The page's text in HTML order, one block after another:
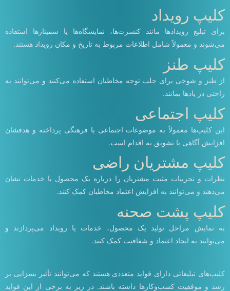
کلیپ رویداد
برای تبلیغ رویدادها مانند کنسرت‌ها، نمایشگاه‌ها یا سمینارها استفاده
می‌شوند و معمولاً شامل اطلاعات مربوط به تاریخ و مکان رویداد هستند.
کلیپ طنز
از طنز و شوخی برای جلب توجه مخاطبان استفاده می‌کنند و می‌توانند به
راحتی در یادها بمانند.
کلیپ اجتماعی
این کلیپ‌ها معمولاً به موضوعات اجتماعی یا فرهنگی پرداخته و هدفشان
افزایش آگاهی یا تشویق به اقدام است.
کلیپ مشتریان راضی
نظرات و تجربیات مثبت مشتریان را درباره یک محصول یا خدمات نشان
می‌دهند و می‌توانند به افزایش اعتماد مخاطبان کمک کنند.
کلیپ پشت صحنه
به نمایش مراحل تولید یک محصول، خدمات یا رویداد می‌پردازند و
می‌توانند به ایجاد اعتماد و شفافیت کمک کنند.
کلیپ‌های تبلیغاتی دارای فواید متعددی هستند که می‌توانند تأثیر بسزایی بر
رشد و موفقیت کسب‌وکارها داشته باشند. در زیر به برخی از این فواید